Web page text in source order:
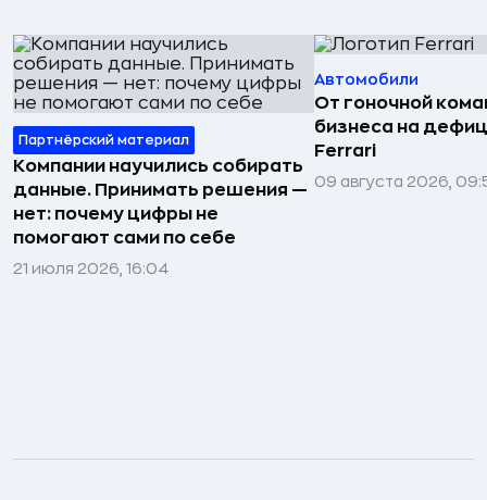
Партнёрский материал
Компании научились собирать
данные. Принимать решения —
нет: почему цифры не
помогают сами по себе
21 июля 2026, 16:04
Автомобили
От гоночной
бизнеса на
Ferrari
09 августа 2026,